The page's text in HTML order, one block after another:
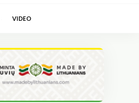
VIDEO